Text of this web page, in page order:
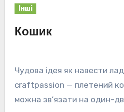
Інші
Кошик
Чудова ідея як навести лад на полицях від
craftpassion — плетений
можна зв’язати на один-